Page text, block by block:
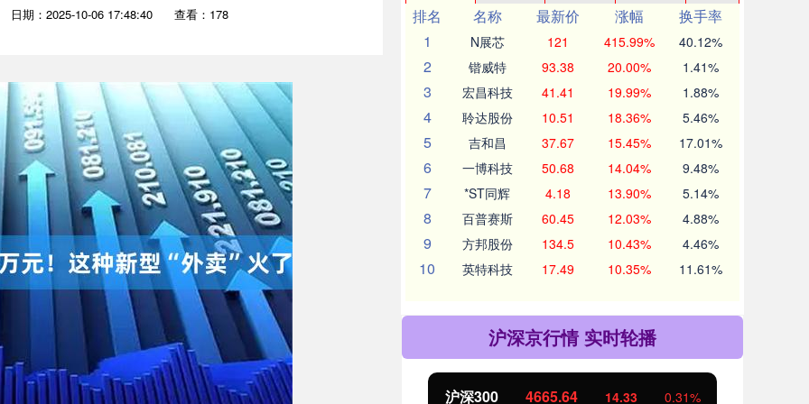
日期：2025-10-06 17:48:40 查看：178 排名 名称 最新价 涨幅
换手率
1
N展芯 121 415.99% 40.12%
2 锴威特 93.38 20.00% 1.41%
3 宏昌科技 41.41 19.99% 1.88%
4 聆达股份 10.51 18.36% 5.46%
5 吉和昌 37.67 15.45% 17.01%
6 一博科技 50.68 14.04% 9.48%
7 *ST同辉 4.18 13.90% 5.14%
8 百普赛斯 60.45 12.03% 4.88%
9 方邦股份 134.5 10.43% 4.46%
10 英特科技 17.49 10.35% 11.61%
沪深京行情 实时轮播
沪深300 4665.64 14.33 北证50 1110.53 -12.34 -1.10%